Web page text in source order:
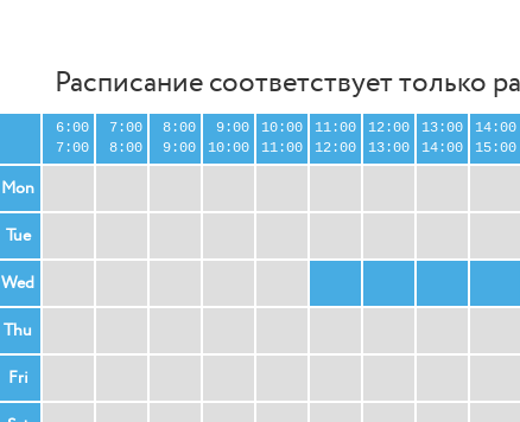
Расписание соответствует только
6:00
7:00
7:00
8:00
8:00
9:00
9:00
10:00
10:00
11:00
11:00
12:00
12:00
13:00
13:00
14:00
14:00
15:00
Mon
Tue
Wed
Thu
Fri